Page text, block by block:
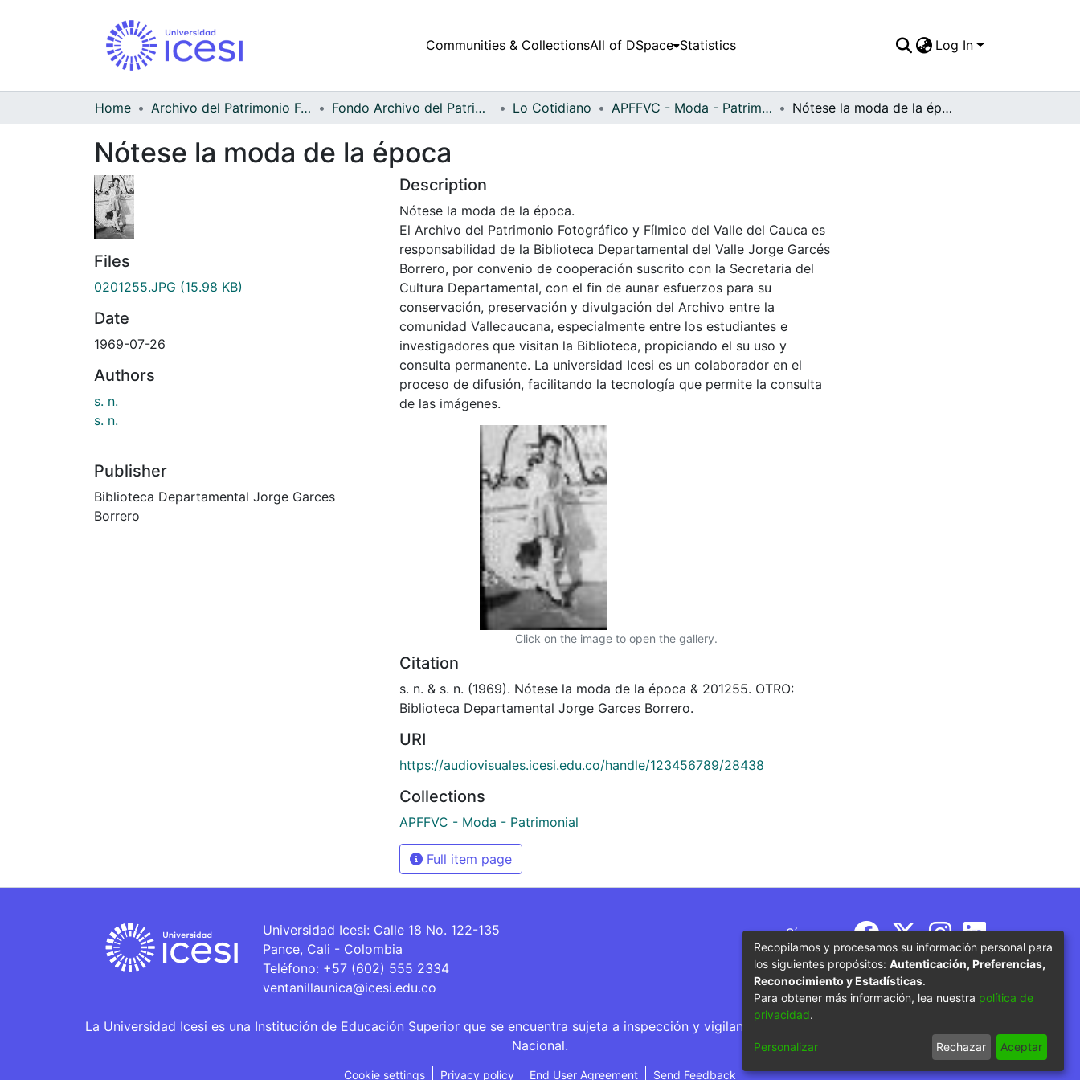
Communities & CollectionsAll of DSpace Statistics Log In
Home Archivo del Patrimonio Fotográfico y Fílmico del Valle del Cauca Fondo Archivo del Patrimonio Fotográfico y Fílmico del Valle del Cauca Lo Cotidiano APFFVC - Moda - Patrimonial Nótese la moda de la época
Nótese la moda de la época
Files
0201255.JPG (15.98 KB)
Date
1969-07-26
Authors
s. n.
s. n.
Publisher
Biblioteca Departamental Jorge Garces
Borrero
Description
Nótese la moda de la época.
El Archivo del Patrimonio Fotográfico y Fílmico del Valle del Cauca es
responsabilidad de la Biblioteca Departamental del Valle Jorge Garcés
Borrero, por convenio de cooperación suscrito con la Secretaria del
Cultura Departamental, con el fin de aunar esfuerzos para su
conservación, preservación y divulgación del Archivo entre la
comunidad Vallecaucana, especialmente entre los estudiantes e
investigadores que visitan la Biblioteca, propiciando el su uso y
consulta permanente. La universidad Icesi es un colaborador en el
proceso de difusión, facilitando la tecnología que permite la consulta
de las imágenes.
Click on the image to open the gallery.
Citation
s. n. & s. n. (1969). Nótese la moda de la época & 201255. OTRO:
Biblioteca Departamental Jorge Garces Borrero.
URI
https://audiovisuales.icesi.edu.co/handle/123456789/28438
Collections
APFFVC - Moda - Patrimonial
Full item page
Universidad Icesi: Calle 18 No. 122-135
Pance, Cali - Colombia
Teléfono: +57 (602) 555 2334
ventanillaunica@icesi.edu.co
Síguenos
La Universidad Icesi es una Institución de Educación Superior que se encuentra sujeta a inspección y vigilancia por parte del Ministerio de Educación
Nacional.
Cookie settings Privacy policy End User Agreement Send Feedback
Recopilamos y procesamos su información personal para
los siguientes propósitos: Autenticación, Preferencias,
Reconocimiento y Estadísticas.
Para obtener más información, lea nuestra política de
privacidad.
Personalizar Rechazar Aceptar